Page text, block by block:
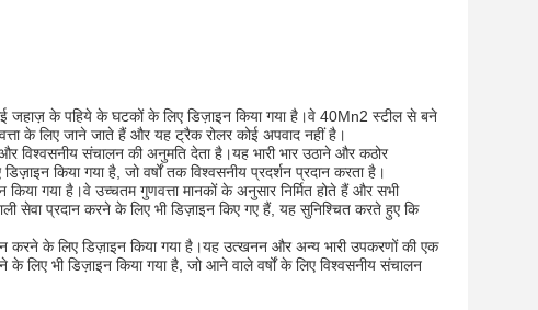
जहाज़ के पहिये के घटकों के लिए डिज़ाइन किया गया है।वे 40Mn2 स्टील से बने
के लिए जाने जाते हैं और यह ट्रैक रोलर कोई अपवाद नहीं है।
विश्वसनीय संचालन की अनुमति देता है।यह भारी भार उठाने और कठोर
किया गया है, जो वर्षों तक विश्वसनीय प्रदर्शन प्रदान करता है।
गया है।वे उच्चतम गुणवत्ता मानकों के अनुसार निर्मित होते हैं और सभी
सेवा प्रदान करने के लिए भी डिज़ाइन किए गए हैं, यह सुनिश्चित करते हुए कि
करने के लिए डिज़ाइन किया गया है।यह उत्खनन और अन्य भारी उपकरणों की एक
भी डिज़ाइन किया गया है, जो आने वाले वर्षों के लिए विश्वसनीय संचालन